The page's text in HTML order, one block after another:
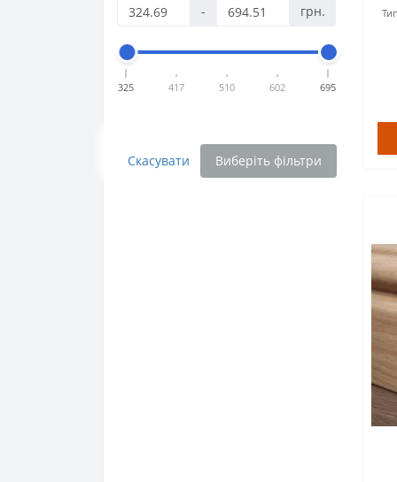
- грн.
325 417 510 602 695
Скасувати Виберіть фільтри